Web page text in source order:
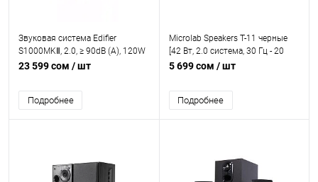
Звуковая система Edifier
S1000MKⅡ, 2.0, ≥ 90dB (A), 120W
RMS 35W×2 (Mid-Range / Bass) +
40000Hz, Dual RCA, Line In 1, Line
In 2, Optical, Coaxial, Bluetooth5.0,
23 599 сом / шт
Подробнее
Microlab Speakers T-11 черные
[42 Вт, 2.0 система, 30 Гц - 20
кГц, RCA вход, AUX вход,
Деревянный корпус]
5 699 сом / шт
Подробнее